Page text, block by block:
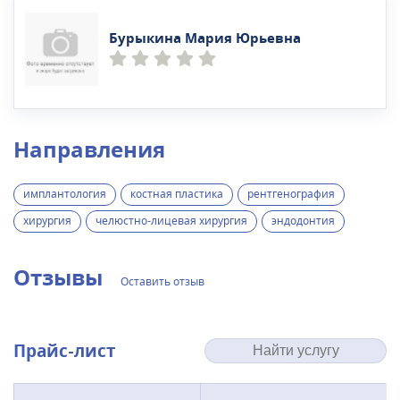
Бурыкина Мария Юрьевна
Направления
имплантология костная пластика
рентгенография
хирургия
челюстно-лицевая хирургия эндодонтия
Отзывы Оставить отзыв
Прайс-лист